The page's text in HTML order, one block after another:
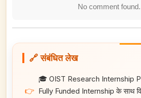
No comment found.
🔗 संबंधित लेख
👉
🎓 OIST Research Internship
Fully Funded Internship के साथ